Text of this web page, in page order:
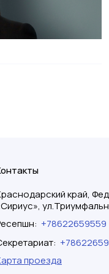
край,
: +78622659559
:
проезда